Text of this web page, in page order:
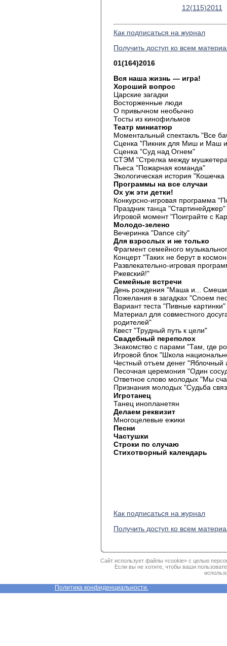
12(115)2011
Как подписаться на журнал
Получить доступ ко всем
01(164)2016
Вся наша жизнь — игра!
Хороший вопрос
Царские загадки
Восторженные люди
О привычном необычно
Тосты из кинофильмов
Театр миниатюр
Моментальный спектакль "Все
Сценка "Пикник для Миш и Маш и
Сценка "Суд над Огнем"
СТЭМ "Стрелка между
Пьеса "Пожарная команда"
Экологическая история
Программы на все случаи
Ох уж эти детки!
Конкурсно-игровая программа
Праздник танца "Стартинейджер"
Игровой момент "Поиграйте с
Молодо-зелено
Вечеринка "Dance city"
Для взрослых и не только
Фрагмент семейного
Концерт "Таких не берут в
Развлекательно-игровая
Ржевский!"
Семейные встречи
День рождения "Маша и...
Пожелания в загадках "Споем
Вариант теста "Пивные картинки"
Материал для совместного
родителей"
Квест "Трудный путь к цели"
Свадебный переполох
Знакомство с парами "Там, где
Игровой блок "Школа
Честный отъем денег "Яблочный
Песочная церемония "Один
Ответное слово молодых "Мы
Признания молодых "Судьба
Игротанец
Танец инопланетян
Делаем реквизит
Многоцелевые ежики
Песни
Частушки
Строки по случаю
Стихотворный календарь
Как подписаться на журнал
Получить доступ ко всем
Сайт использует файлы «cookie» с целью
Если вы не хотите, чтобы ваши
Политика конфиденциальности.